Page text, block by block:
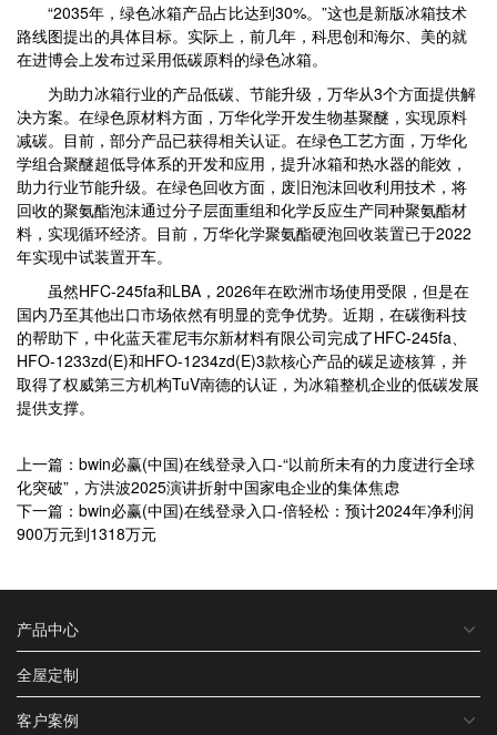
“2035年，绿色冰箱产品占比达到30%。”这也是新版冰箱技术
路线图提出的具体目标。实际上，前几年，科思创和海尔、美的就
在进博会上发布过采用低碳原料的绿色冰箱。
为助力冰箱行业的产品低碳、节能升级，万华从3个方面提供解
决方案。在绿色原材料方面，万华化学开发生物基聚醚，实现原料
减碳。目前，部分产品已获得相关认证。在绿色工艺方面，万华化
学组合聚醚超低导体系的开发和应用，提升冰箱和热水器的能效，
助力行业节能升级。在绿色回收方面，废旧泡沫回收利用技术，将
回收的聚氨酯泡沫通过分子层面重组和化学反应生产同种聚氨酯材
料，实现循环经济。目前，万华化学聚氨酯硬泡回收装置已于2022
年实现中试装置开车。
虽然HFC-245fa和LBA，2026年在欧洲市场使用受限，但是在
国内乃至其他出口市场依然有明显的竞争优势。近期，在碳衡科技
的帮助下，中化蓝天霍尼韦尔新材料有限公司完成了HFC-245fa、
HFO-1233zd(E)和HFO-1234zd(E)3款核心产品的碳足迹核算，并
取得了权威第三方机构TuV南德的认证，为冰箱整机企业的低碳发展
提供支撑。
上一篇：bwin必赢(中国)在线登录入口-“以前所未有的力度进行全球
化突破”，方洪波2025演讲折射中国家电企业的集体焦虑
下一篇：bwin必赢(中国)在线登录入口-倍轻松：预计2024年净利润
900万元到1318万元
产品中心
全屋定制
客户案例